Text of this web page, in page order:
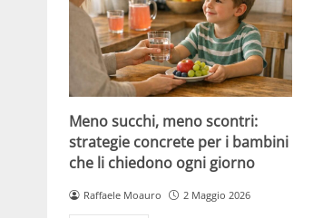
Meno succhi, meno scontri:
strategie concrete per i bambini
che li chiedono ogni giorno
Raffaele Moauro 2 Maggio 2026